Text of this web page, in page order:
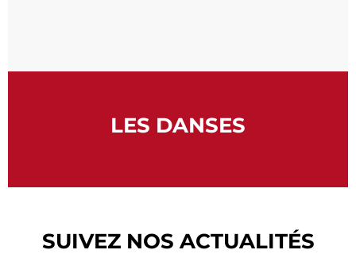
LES DANSES
SUIVEZ NOS ACTUALITÉS